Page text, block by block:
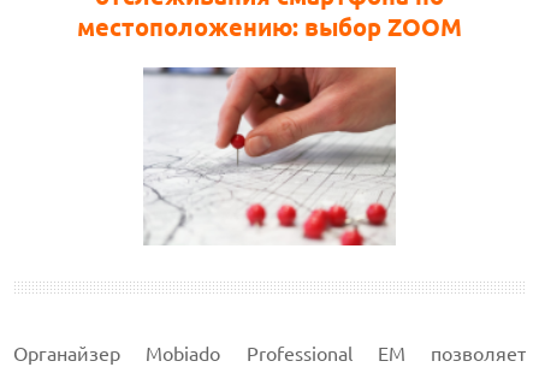
местоположению: выбор ZOOM
Органайзер Mobiado Professional EM позволяет